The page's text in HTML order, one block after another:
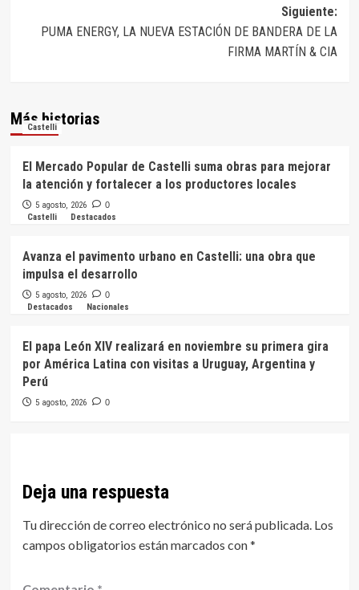
Siguiente:
PUMA ENERGY, LA NUEVA ESTACIÓN DE BANDERA DE LA
FIRMA MARTÍN & CIA
Más historias
Castelli
El Mercado Popular de Castelli suma obras para mejorar
la atención y fortalecer a los productores locales
5 agosto, 2026 0
Castelli Destacados
Avanza el pavimento urbano en Castelli: una obra que
impulsa el desarrollo
5 agosto, 2026 0
Destacados Nacionales
El papa León XIV realizará en noviembre su primera gira
por América Latina con visitas a Uruguay, Argentina y
Perú
5 agosto, 2026 0
Deja una respuesta
Tu dirección de correo electrónico no será publicada. Los
campos obligatorios están marcados con*